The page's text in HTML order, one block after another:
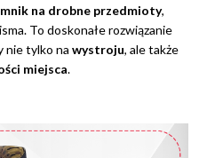
na drobne przedmioty,
To doskonałe rozwiązanie
nie tylko na wystroju, ale także
miejsca.